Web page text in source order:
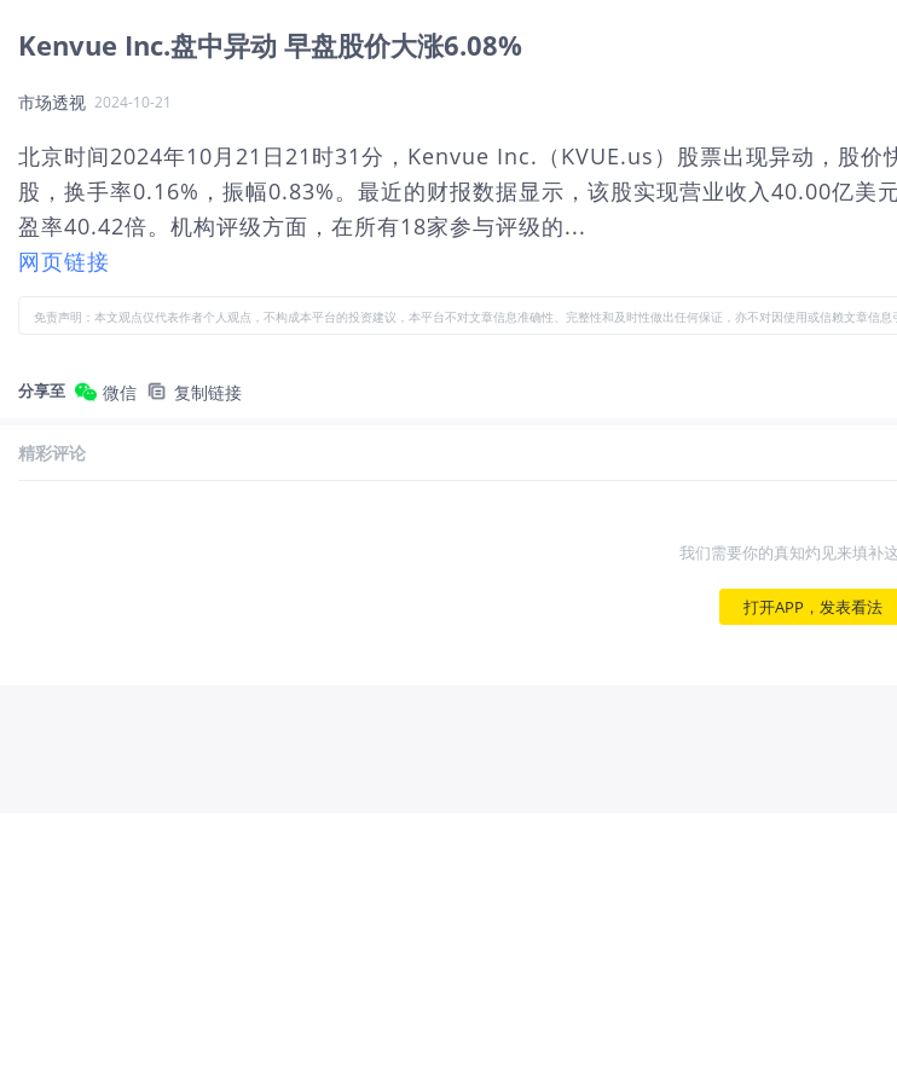
Kenvue Inc.盘中异动 早盘股价大涨6.08%
市场透视 2024-10-21
北京时间2024年10月21日21时31分，Kenvue Inc.（KVUE.us）股票出现异动，股
股，换手率0.16%，振幅0.83%。最近的财报数据显示，该股实现营业收入40.00亿
盈率40.42倍。机构评级方面，在所有18家参与评级的...
网页链接
免责声明：本文观点仅代表作者个人观点，不构成本平台的投资建议，本平台不对文章信息准确性、完整性和及时性做出任何保证，亦不对因使用或信赖文章信息
分享至 微信 复制链接
精彩评论
我们需要你的真知灼见来填补
打开APP，发表看法